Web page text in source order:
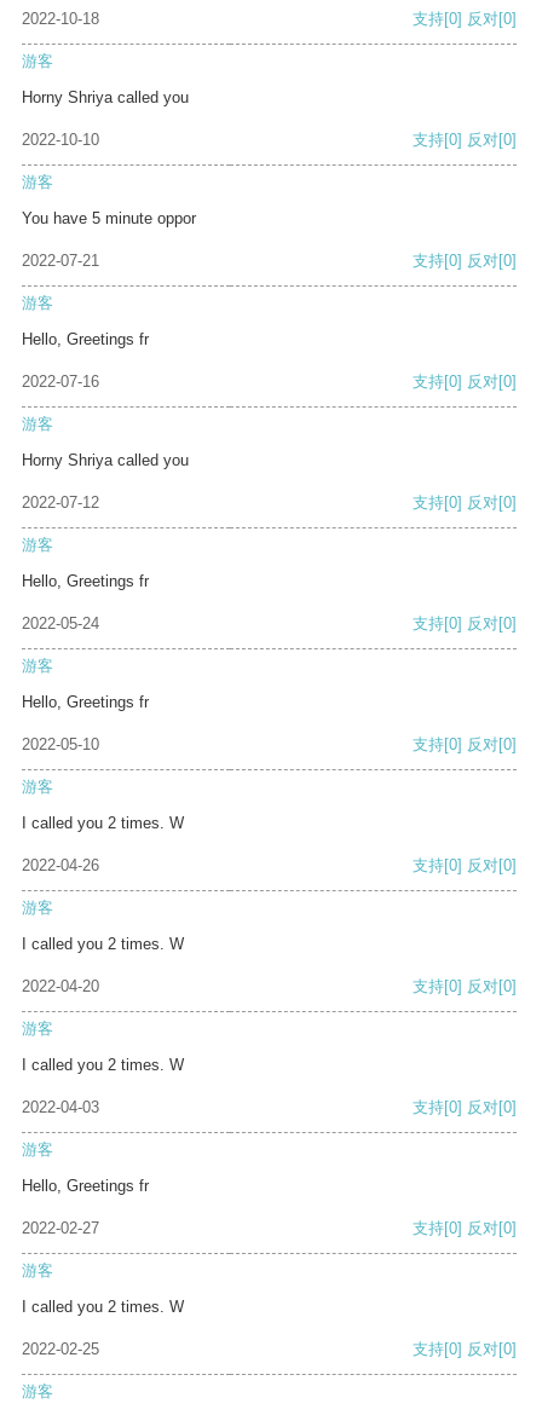
2022-10-18 支持[0] 反对[0]
游客
Horny Shriya called you
2022-10-10 支持[0] 反对[0]
游客
You have 5 minute oppor
2022-07-21 支持[0] 反对[0]
游客
Hello, Greetings fr
2022-07-16 支持[0] 反对[0]
游客
Horny Shriya called you
2022-07-12 支持[0] 反对[0]
游客
Hello, Greetings fr
2022-05-24 支持[0] 反对[0]
游客
Hello, Greetings fr
2022-05-10 支持[0] 反对[0]
游客
I called you 2 times. W
2022-04-26 支持[0] 反对[0]
游客
I called you 2 times. W
2022-04-20 支持[0] 反对[0]
游客
I called you 2 times. W
2022-04-03 支持[0] 反对[0]
游客
Hello, Greetings fr
2022-02-27 支持[0] 反对[0]
游客
I called you 2 times. W
2022-02-25 支持[0] 反对[0]
游客